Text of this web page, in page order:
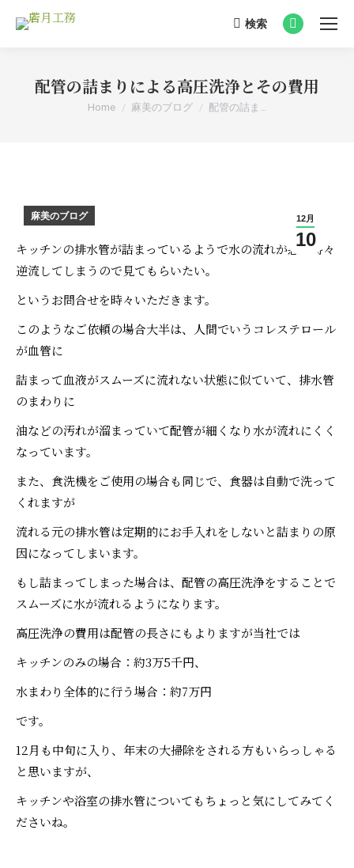
Search:
検索
Facebook
in
配管の詰まりによる高圧洗浄とその費用
You are here:
Home 麻美のブログ 配管の詰ま…
12月
10
麻美のブログ
キッチンの排水管が詰まっているようで水の流れが悪く時々
逆流してしまうので見てもらいたい。
というお問合せを時々いただきます。
このようなご依頼の場合大半は、人間でいうコレステロール
が血管に
詰まって血液がスムーズに流れない状態に似ていて、排水管
のまわりに
油などの汚れが溜まっていて配管が細くなり水が流れにくく
なっています。
また、食洗機をご使用の場合も同じで、食器は自動で洗って
くれますが
流れる元の排水管は定期的にお手入れをしないと詰まりの原
因になってしまいます。
もし詰まってしまった場合は、配管の高圧洗浄をすることで
スムーズに水が流れるようになります。
高圧洗浄の費用は配管の長さにもよりますが当社では
キッチンのみの場合：約3万5千円、
水まわり全体的に行う場合：約7万円
です。
12月も中旬に入り、年末の大掃除をされる方もいらっしゃる
と思いますが、
キッチンや浴室の排水管についてもちょっと気にしてみてく
ださいね。